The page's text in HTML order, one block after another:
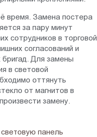
время. Замена постера
за пару минут
сотрудников в торговой
согласований и
Для замены
в световой
оттянуть
от магнитов в
замену.
панель